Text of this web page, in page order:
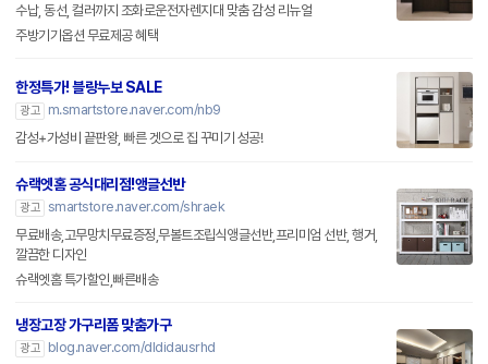
수납, 동선, 컬러까지 조화로운전자렌지대 맞춤 감성 리뉴얼
주방기기옵션 무료제공 혜택
한정특가! 블랑누보 SALE
광고
m.smartstore.naver.com/nb9
감성+가성비 끝판왕, 빠른 겟으로 집 꾸미기 성공!
슈랙엣홈 공식대리점!앵글선반
광고
smartstore.naver.com/shraek
무료배송,고무망치무료증정,무볼트조립식앵글선반,프리미엄 선반, 행거,
깔끔한 디자인
슈랙엣홈 특가할인,빠른배송
냉장고장 가구리폼 맞춤가구
광고
blog.naver.com/dldidausrhd